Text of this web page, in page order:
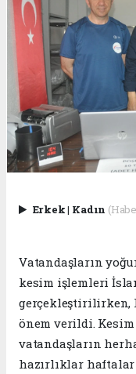
Erkek| Kadın
Vatandaşların
kesim işlemleri
gerçekleştirilirken,
önem verildi.
vatandaşların
hazırlıklar haftalar